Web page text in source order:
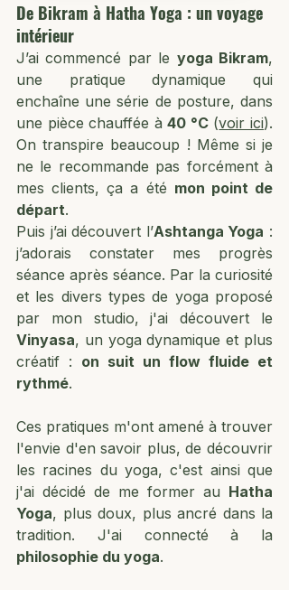
De Bikram à Hatha Yoga : un voyage
intérieur
J’ai commencé par le yoga Bikram,
une pratique dynamique qui
enchaîne une série de posture, dans
une pièce chauffée à 40 °C (voir ici).
On transpire beaucoup ! Même si je
ne le recommande pas forcément à
mes clients, ça a été mon point de
départ.
Puis j’ai découvert l’Ashtanga Yoga :
j’adorais constater mes progrès
séance après séance. Par la curiosité
et les divers types de yoga proposé
Vinyasa, un yoga dynamique et plus
créatif : on suit un flow fluide et
rythmé.
Ces pratiques m'ont amené à trouver
l'envie d'en savoir plus, de découvrir
les racines du yoga, c'est ainsi que
j'ai décidé de me former au Hatha
Yoga, plus doux, plus ancré dans la
philosophie du yoga.